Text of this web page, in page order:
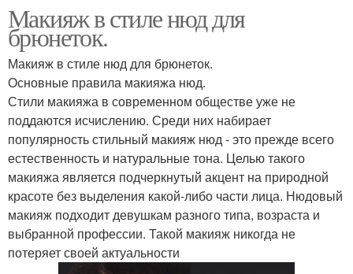
глаз
макияж для карих глаз
макияж для зеленых
глаз
макияж для серых глаз
темный макияж глаз Макияж в стиле
Макияж в нюдовом
Макияж в стиле нюд для
брюнеток.
Макияж в стиле нюд для брюнеток.
Основные правила макияжа нюд.
Стили макияжа в современном обществе уже не
поддаются исчислению. Среди них набирает
популярность стильный макияж нюд - это прежде всего
естественность и натуральные тона. Целью такого
макияжа является подчеркнутый акцент на природной
красоте без выделения какой-либо части лица. Нюдовый
макияж подходит девушкам разного типа, возраста и
выбранной профессии. Такой макияж никогда не
потеряет своей актуальности